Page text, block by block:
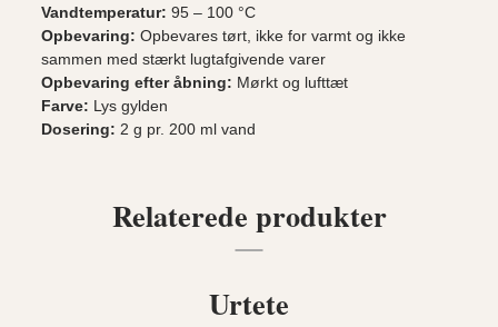
Vandtemperatur: 95 – 100 °C
Opbevaring: Opbevares tørt, ikke for varmt og ikke
sammen med stærkt lugtafgivende varer
Opbevaring efter åbning: Mørkt og lufttæt
Farve: Lys gylden
Dosering: 2 g pr. 200 ml vand
Relaterede produkter
Urtete